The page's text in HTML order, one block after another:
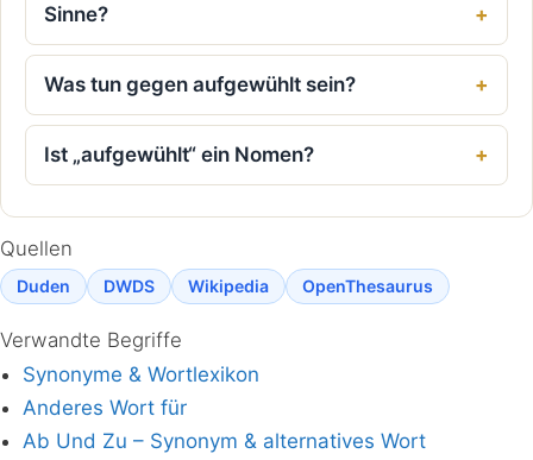
Sinne?
Was tun gegen aufgewühlt sein?
Ist „aufgewühlt“ ein Nomen?
Quellen
Duden DWDS Wikipedia OpenThesaurus
Verwandte Begriffe
Synonyme & Wortlexikon
Anderes Wort für
Ab Und Zu – Synonym & alternatives Wort